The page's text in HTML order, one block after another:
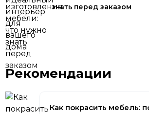
знать перед заказом
Рекомендации
Как покрасить мебель: